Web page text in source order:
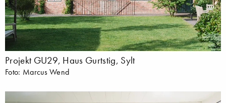
Projekt GU29, Haus Gurtstig, Sylt
Foto: Marcus Wend